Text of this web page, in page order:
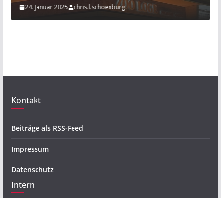
chris.l.schoenburg 20. November 2019
Kontakt
Beiträge als RSS-Feed
Impressum
Datenschutz
Intern